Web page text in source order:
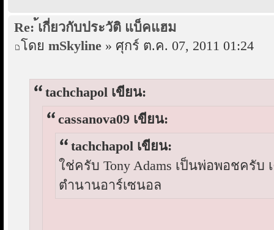
Re: ้เกี่ยวกับประวัติ แบ็คแฮม
โดย mSkyline » ศุกร์ ต.ค. 07, 2011 01:24
tachchapol เขียน:
cassanova09 เขียน:
tachchapol เขียน:
ใช่ครับ Tony Adams เป็นพ่อพอชครับ
ตำนานอาร์เซนอล